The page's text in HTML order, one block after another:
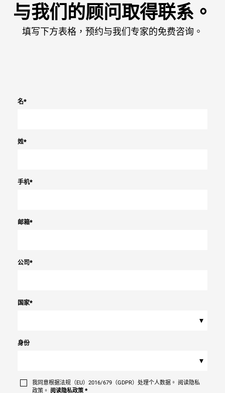
与我们的顾问取得联系。
填写下方表格，预约与我们专家的免费咨询。
名*
姓*
手机*
邮箱*
公司*
国家*
▾
身份
▾
我同意根据法规（EU）2016/679（GDPR）处理个人数据。 阅读隐私
政策。 阅读隐私政策 *